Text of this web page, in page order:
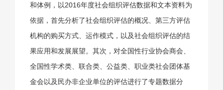
和体例，以2016年度社会组织评估数据和文本资料为
依据，首先分析了社会组织评估的概况、第三方评估
机构的购买方式、运作模式，以及社会组织评估的结
果应用和发展展望。其次，对全国性行业协会商会、
全国性学术类、联合类、公益类、职业类社会团体基
金会以及民办非企业单位的评估进行了专题数据分